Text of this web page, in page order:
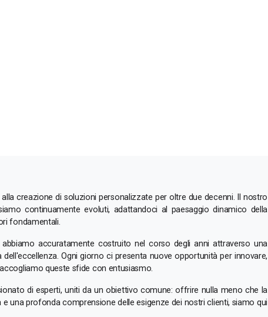
creazione di soluzioni personalizzate per oltre due decenni. Il nostro
continuamente evoluti, adattandoci al paesaggio dinamico della
fondamentali.
accuratamente costruito nel corso degli anni attraverso una
Ogni giorno ci presenta nuove opportunità per innovare,
queste sfide con entusiasmo.
di esperti, uniti da un obiettivo comune: offrire nulla meno che la
una profonda comprensione delle esigenze dei nostri clienti, siamo qui